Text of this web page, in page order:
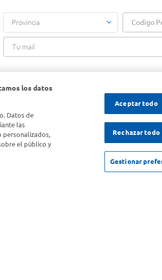
Provincia
los datos
Datos de
las
personalizados,
el público y
Aceptar todo
Rechazar todo
Gestionar